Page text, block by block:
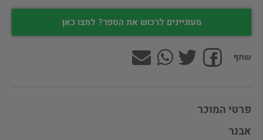
מעוניינים לרכוש את הספר? לחצו כאן
שתף
פרטי המוכר
אבנר